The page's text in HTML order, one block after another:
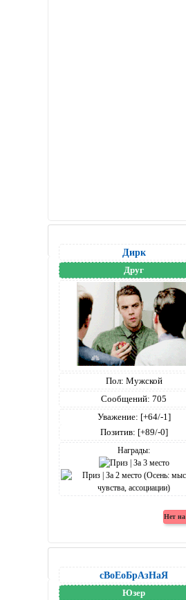
Дирк
Друг
Пол: Мужской
Сообщений: 705
Уважение: [+64/-1]
Позитив: [+89/-0]
Награды:
сВоЕоБрАзНаЯ
Юзер